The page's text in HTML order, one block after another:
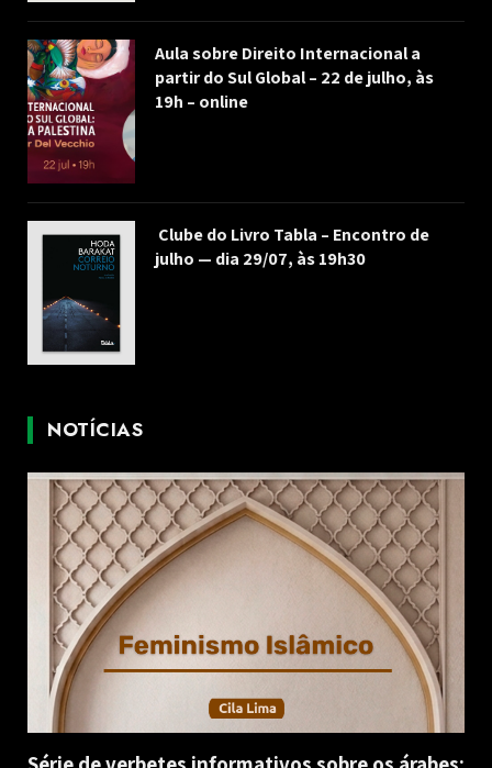
Aula sobre Direito Internacional a
partir do Sul Global – 22 de julho, às
19h – online
Clube do Livro Tabla – Encontro de
julho — dia 29/07, às 19h30
NOTÍCIAS